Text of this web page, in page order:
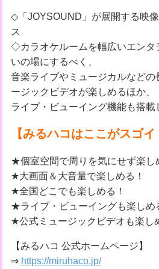
◇「JOYSOUND」が展開する映
ス
◇カラオケルームを幅広いエンタ
いの場にするべく、
音楽ライブやミュージカルなどの
ージックビデオが楽しめるほか、
ライブ・ビューイング機能も搭載
【みるハコはここがスゴイ
★個室空間で周りを気にせず楽し
★大画面＆大音量で楽しめる！
★全国どこでも楽しめる！
★ライブ・ビューイングも楽しめ
★公式ミュージックビデオも楽し
【みるハコ 公式ホームページ】
⇒ https://miruhaco.jp/